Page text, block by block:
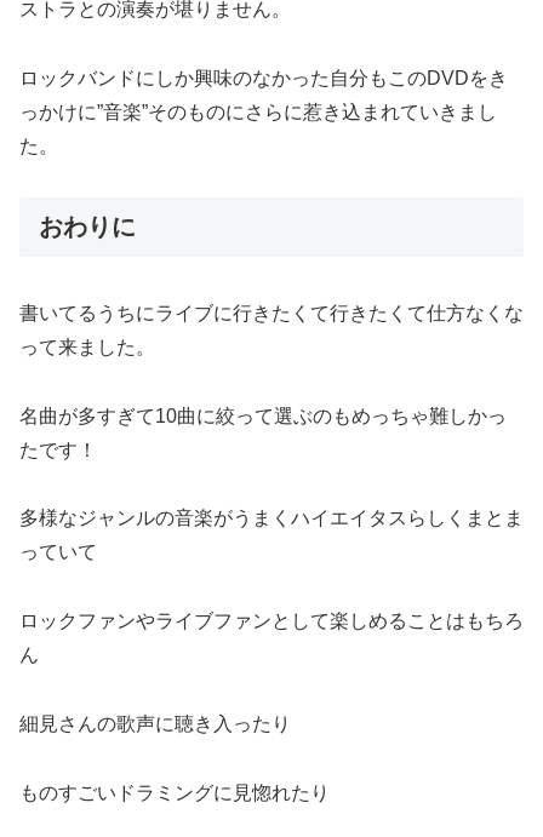
ストラとの演奏が堪りません。
ロックバンドにしか興味のなかった自分もこのDVDをき
っかけに”音楽”そのものにさらに惹き込まれていきまし
た。
おわりに
書いてるうちにライブに行きたくて行きたくて仕方なくな
って来ました。
名曲が多すぎて10曲に絞って選ぶのもめっちゃ難しかっ
たです！
多様なジャンルの音楽がうまくハイエイタスらしくまとま
っていて
ロックファンやライブファンとして楽しめることはもちろ
ん
細見さんの歌声に聴き入ったり
ものすごいドラミングに見惚れたり